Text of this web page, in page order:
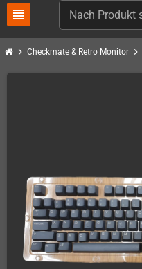
view_headline
chevron_right Checkmate & Retro Monitor chevron_right